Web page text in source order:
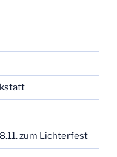
zum Lichterfest